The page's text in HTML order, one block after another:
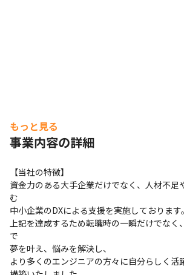
もっと見る
事業内容の詳細
【当社の特徴】
資金力のある大手企業だけでなく、人材不足
む
中小企業のDXによる支援を実施しております。
上記を達成するため転職時の一瞬だけでなく
で
夢を叶え、悩みを解決し、
より多くのエンジニアの方々に自分らしく活